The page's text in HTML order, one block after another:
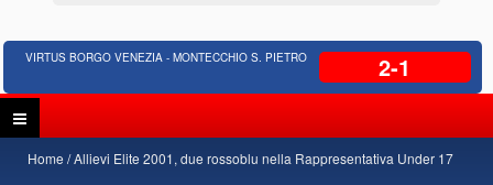
VIRTUS BORGO VENEZIA - MONTECCHIO S. PIETRO 2-1
Home Allievi Elite 2001, due rossoblu nella Rappresentativa Under 17